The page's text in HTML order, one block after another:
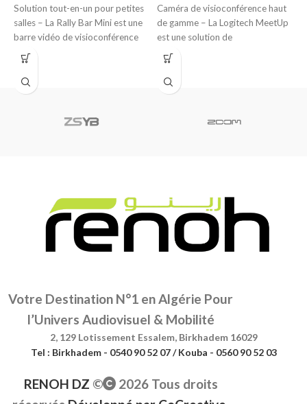
Solution tout-en-un pour petites
salles – La Rally Bar Mini est une
barre vidéo de visioconférence
compacte,
Caméra de visioconférence haut
de gamme – La Logitech MeetUp
est une solution de
visioconférence professionnelle
spécialement
Votre Destination N°1 en Algérie Pour
l’Univers Audiovisuel & Mobilité
2, 129 Lotissement Essalem, Birkhadem 16029
Tel : Birkhadem - 0540 90 52 07 / Kouba - 0560 90 52 03
RENOH DZ ©
2026 Tous droits